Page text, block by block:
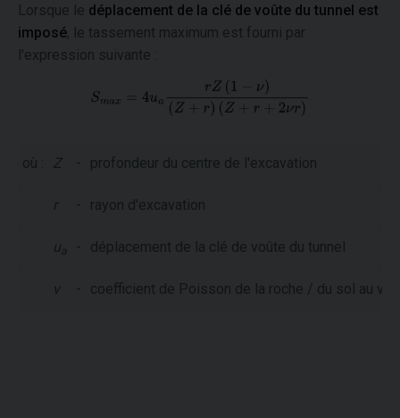
Lorsque le déplacement de la clé de voûte du tunnel est
imposé, le tassement maximum est fourni par
l'expression suivante :
où : Z - profondeur du centre de l'excavation
r - rayon d'excavation
u a - déplacement de la clé de voûte du tunnel
ν - coefficient de Poisson de la roche / du sol au